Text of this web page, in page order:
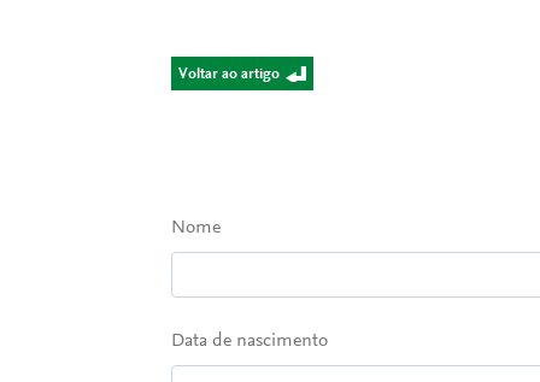
Voltar ao artigo
Nome
Data de nascimento